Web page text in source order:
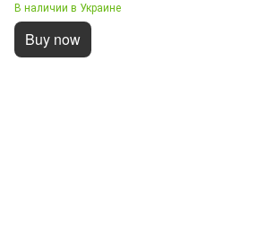
В наличии в Украине
Buy now